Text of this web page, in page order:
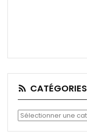
CATÉGORIES
Catégories